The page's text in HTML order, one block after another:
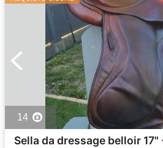
14
Sella da dressage belloir 17"